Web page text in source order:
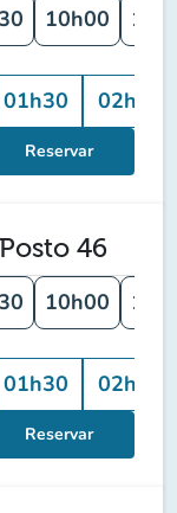
10h00
01h30 02h00
Reservar
46
10h00
01h30 02h00
Reservar